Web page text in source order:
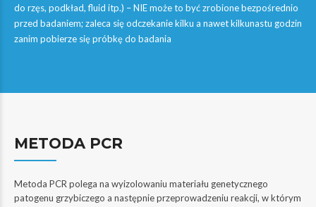
do rzęs, podkład, fluid itp.) – NIE może to być zrobione bezpośrednio
przed badaniem; zaleca się odczekanie kilku a nawet kilkunastu godzin
zanim pobierze się próbkę do badania
METODA PCR
Metoda PCR polega na wyizolowaniu materiału genetycznego
patogenu grzybiczego a następnie przeprowadzeniu reakcji, w którym